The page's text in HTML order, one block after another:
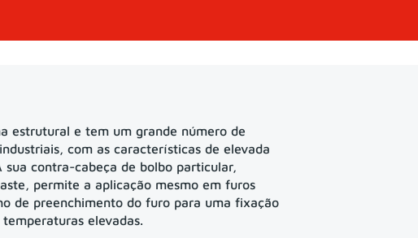
estrutural e tem um grande número de
com as características de elevada
contra-cabeça de bolbo particular,
permite a aplicação mesmo em furos
de preenchimento do furo para uma fixação
elevadas.